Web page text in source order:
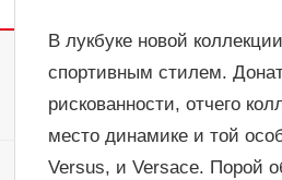
В лукбуке новой
спортивным стилем.
рискованности, отчего
место динамике и той
Versus, и Versace. Порой